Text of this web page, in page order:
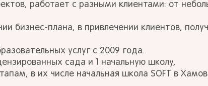
работает с разными клиентами: от
бизнес-плана, в привлечении клиентов,
услуг с 2009 года.
сада и 1 начальную школу,
в их числе начальная школа SOFT в